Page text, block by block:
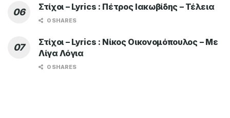
Στίχοι – Lyrics : Πέτρος Ιακωβίδης – Τέλεια
0 SHARES
Στίχοι – Lyrics : Νίκος Οικονομόπουλος – Με
Λίγα Λόγια
0 SHARES